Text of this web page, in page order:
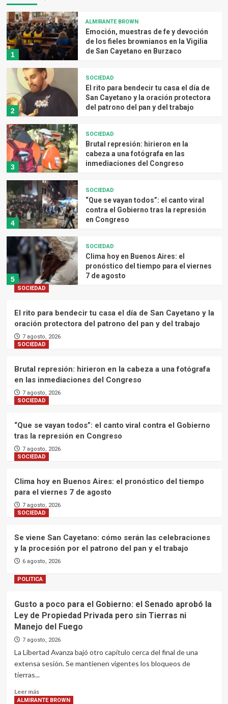
1
ALMIRANTE BROWN
Emoción, muestras de fe y devoción
de los fieles brownianos en la Vigilia
de San Cayetano en Burzaco
2
SOCIEDAD
El rito para bendecir tu casa el día de
San Cayetano y la oración protectora
del patrono del pan y del trabajo
3
SOCIEDAD
Brutal represión: hirieron en la
cabeza a una fotógrafa en las
inmediaciones del Congreso
4
SOCIEDAD
“Que se vayan todos”: el canto viral
contra el Gobierno tras la represión
en Congreso
5
SOCIEDAD
Clima hoy en Buenos Aires: el
pronóstico del tiempo para el viernes
7 de agosto
SOCIEDAD
El rito para bendecir tu casa el día de San Cayetano y la
oración protectora del patrono del pan y del trabajo
7 agosto, 2026
SOCIEDAD
Brutal represión: hirieron en la cabeza a una fotógrafa
en las inmediaciones del Congreso
7 agosto, 2026
SOCIEDAD
“Que se vayan todos”: el canto viral contra el Gobierno
tras la represión en Congreso
7 agosto, 2026
SOCIEDAD
Clima hoy en Buenos Aires: el pronóstico del tiempo
para el viernes 7 de agosto
7 agosto, 2026
SOCIEDAD
Se viene San Cayetano: cómo serán las celebraciones
y la procesión por el patrono del pan y el trabajo
6 agosto, 2026
POLITICA
Gusto a poco para el Gobierno: el Senado aprobó la
Ley de Propiedad Privada pero sin Tierras ni
Manejo del Fuego
7 agosto, 2026
La Libertad Avanza bajó otro capítulo cerca del final de una
extensa sesión. Se mantienen vigentes los bloqueos de
tierras...
Leer másRead
more
ALMIRANTE BROWN